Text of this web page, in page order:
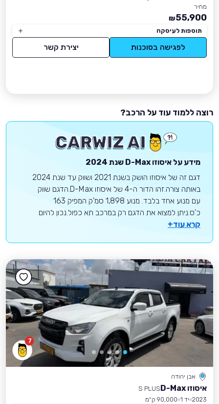
מחיר
55,900
₪
תוספות לעיסקה
לפגישה בסוכנות יצירת קשר
רוצה ללמוד עוד על הרכב?
מידע על איסוזו D-Max שנת 2024
דגם זה של איסוזו הושק בשנת 2021 ושווק עד שנת 2024
באותה צורה.זהו הדור ה-4 של איסוזו D-Max.הדגם שווק
עם מנוע אחד בלבד. מנוע 1,898 סמ'ק המפיק 163
כ'ס.ניתן למצוא את הדגם רק במרכב תא כפול.נכון להיום
קרא עוד+
7
אבן יהודה
איסוזו D-Max
S PLUS
2023 יד 1
90,000 ק״מ